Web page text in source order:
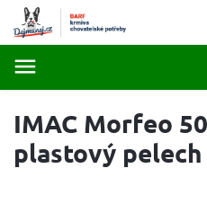
IMAC Morfeo
plastový pelech